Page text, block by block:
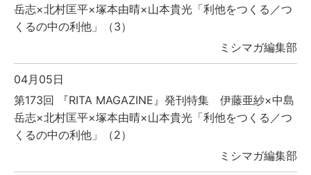
岳志×北村匡平×塚本由晴×山本貴光「利他をつくる／つ
くるの中の利他」（3）
ミシマガ編集部
04月05日
第173回 『RITA MAGAZINE』発刊特集 伊藤亜紗×中島
岳志×北村匡平×塚本由晴×山本貴光「利他をつくる／つ
くるの中の利他」（2）
ミシマガ編集部